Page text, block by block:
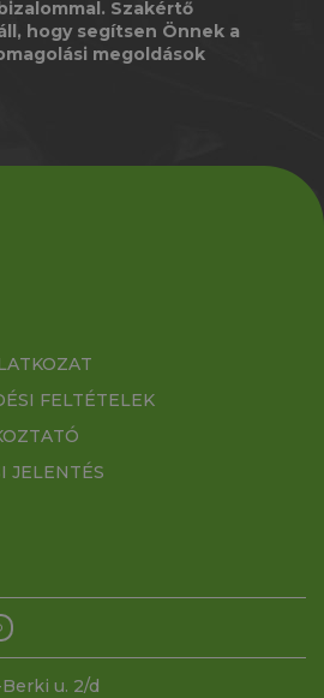
Szakértő
hogy segítsen Önnek a
megoldások
FELTÉTELEK
JELENTÉS
u. 2/d